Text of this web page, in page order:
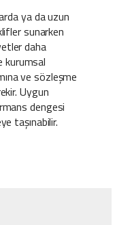
ya da uzun
sunarken
daha
kurumsal
ve sözleşme
Uygun
dengesi
taşınabilir.